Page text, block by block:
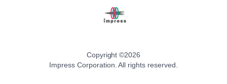
Copyright ©2026
Impress Corporation. All rights reserved.